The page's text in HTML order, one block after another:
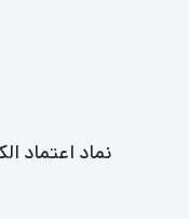
نماد اعتماد